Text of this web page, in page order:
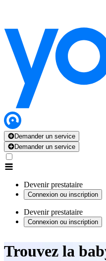
Demander un service
Demander un service
Devenir prestataire
Connexion ou inscription
Devenir prestataire
Connexion ou inscription
Trouvez la